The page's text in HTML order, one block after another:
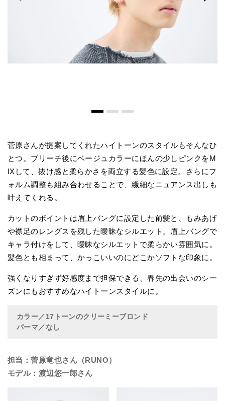
菅原さんが提案してくれたハイトーンのスタイルもそんなひ
とつ。ブリーチ後にベージュカラーにほんの少しピンクをM
IXして、抜け感と柔らかさを両立する髪色に設定。さらにフ
ォルム調整も組み合わせることで、繊細なニュアンス出しも
叶えてくれる。
カットのポイントは眉上バングに設定した前髪と、もみあげ
や襟足のレングスを残した曖昧なシルエット。眉上バングで
キャラ付けをして、曖昧なシルエットで柔らかい雰囲気に。
髪色とも相まって、かっこいいのにどこかソフトな印象に。
強くなりすぎず好感度まで担保できる、春先の出会いのシー
ズンにもおすすめなハイトーンスタイルに。
カラー／17トーンのクリーミーブロンド
パーマ／なし
担当：菅原竜也さん（RUNO）
モデル：渡辺悠一郎さん